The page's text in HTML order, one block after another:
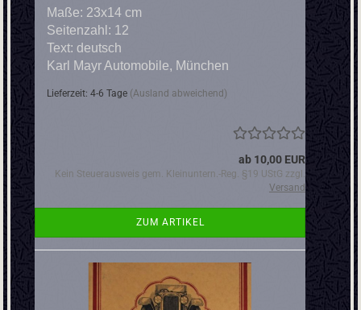
Maße: 23x14 cm
Seitenzahl: 12
Text: deutsch
Karl Mayr Automobile, München
Lieferzeit: 4-6 Tage (Ausland abweichend)
ab 10,00 EUR
Kein Steuerausweis gem. Kleinuntern.-Reg. §19 UStG zzgl.
Versand
ZUM ARTIKEL